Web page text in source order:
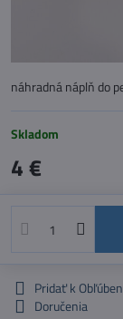
náhradná náplň do
Skladom
4 €
Pridať k
Doručenia